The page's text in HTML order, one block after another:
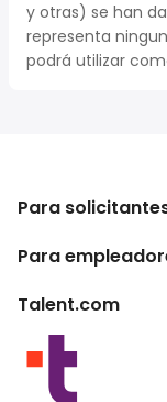
y otras) se han
representa
podrá utilizar
Para
Buscador de
Conversor de salario
Para
Empresa
Programas para
Talent.com
Otros países
Condiciones de uso